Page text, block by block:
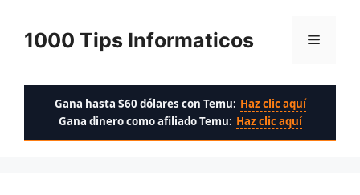
contenido
1000 Tips Informaticos Menú
Gana hasta $60 dólares con Temu: Haz clic aquí
Gana dinero como afiliado Temu: Haz clic aquí